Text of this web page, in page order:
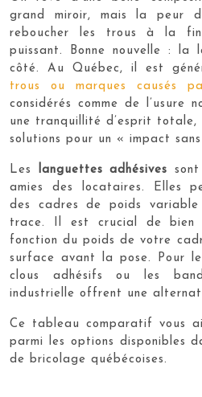
grand miroir, mais la peur
reboucher les trous à la
puissant. Bonne nouvelle : la
côté. Au Québec, il est
trous ou marques causés
considérés comme de l’usure
une tranquillité d’esprit totale,
solutions pour un « impact
Les languettes adhésives sont
amies des locataires. Elles
des cadres de poids variable
trace. Il est crucial de bien
fonction du poids de votre
surface avant la pose. Pour
clous adhésifs ou les
industrielle offrent une
Ce tableau comparatif vous
parmi les options disponibles
de bricolage québécoises.